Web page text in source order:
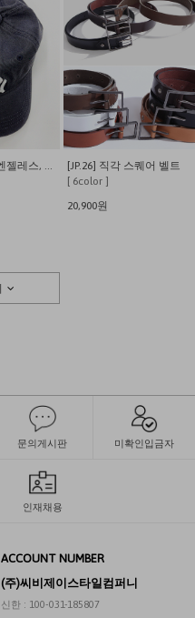
[MMT.21] 로스엔젤레스, 뉴욕 워싱 캡
[JP.26] 직각 스퀘어 벨트
[ 6color ]
20,900원
문의게시판 미확인입금자
인재채용
ACCOUNT NUMBER
(주)씨비제이스타일컴퍼니
신한 : 100-031-185807